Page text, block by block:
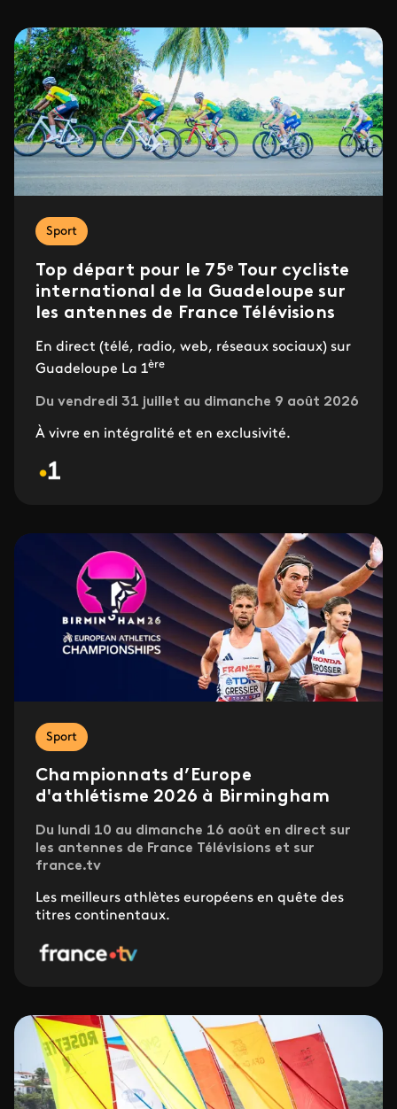
Sport
Top départ pour le 75ᵉ Tour cycliste
international de la Guadeloupe sur
les antennes de France Télévisions
En direct (télé, radio, web, réseaux sociaux) sur
Guadeloupe La 1ère
Du vendredi 31 juillet au dimanche 9 août 2026
À vivre en intégralité et en exclusivité.
Sport
Championnats d’Europe
d'athlétisme 2026 à Birmingham
Du lundi 10 au dimanche 16 août en direct sur
les antennes de France Télévisions et sur
france.tv
Les meilleurs athlètes européens en quête des
titres continentaux.